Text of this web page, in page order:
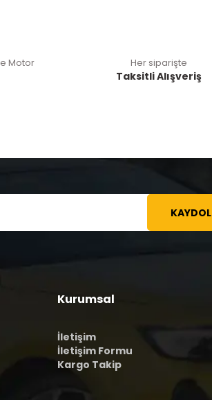
Motor Her siparişte
Taksitli Alışveriş
KAYDOL
Kurumsal
İletişim
İletişim Formu
Kargo Takip